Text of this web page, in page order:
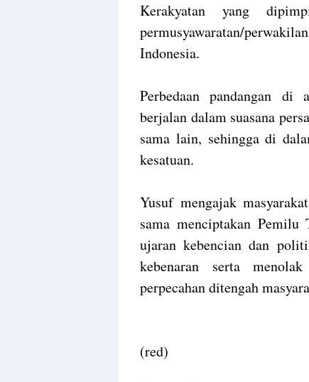
Kerakyatan yang
permusyawaratan/
Indonesia.
Perbedaan pandangan
berjalan dalam suasana
sama lain, sehingga di
kesatuan.
Yusuf mengajak
sama menciptakan Pemilu
ujaran kebencian dan
kebenaran serta
perpecahan ditengah
(red)